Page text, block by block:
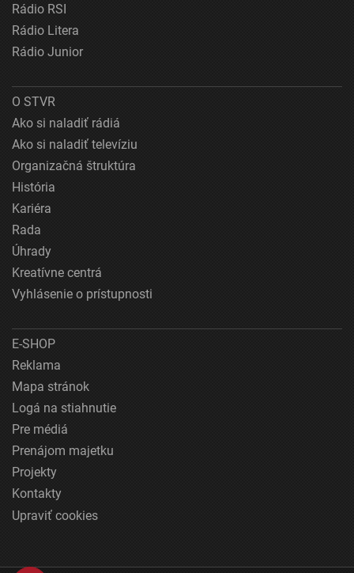
Rádio RSI
Rádio Litera
Rádio Junior
O STVR
Ako si naladiť rádiá
Ako si naladiť televíziu
Organizačná štruktúra
História
Kariéra
Rada
Úhrady
Kreatívne centrá
Vyhlásenie o prístupnosti
E-SHOP
Reklama
Mapa stránok
Logá na stiahnutie
Pre médiá
Prenájom majetku
Projekty
Kontakty
Upraviť cookies